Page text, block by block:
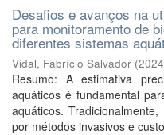
Desafios e avanços na
para monitoramento de
diferentes sistemas
Vidal, Fabrício Salvador (2024
Resumo: A estimativa
aquáticos é fundamental
aquáticos.
por métodos invasivos e